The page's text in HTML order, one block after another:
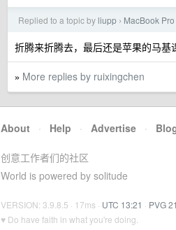
Replied to a topic by liupp › MacBook Pro
折腾来折腾去，最后还是苹果的马
» More replies by ruixingchen
About · Help · Advertise ·
创意工作者们的社区
World is powered by solitude
VERSION: 3.9.8.5 · 17ms · UTC 13:21 · PVG
♥ Do have faith in what you're doing.